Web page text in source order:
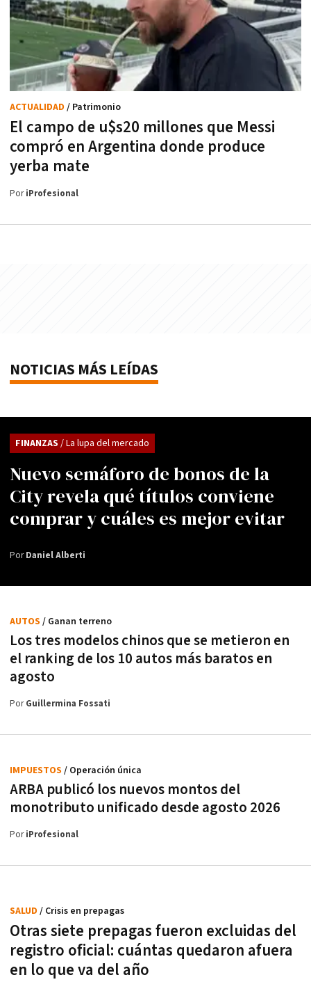
El campo de u$s20 millones que Messi
compró en Argentina donde produce
yerba mate
ACTUALIDAD / Patrimonio
PoriProfesional
NOTICIAS MÁS LEÍDAS
Nuevo semáforo de bonos de la
City revela qué títulos conviene
comprar y cuáles es mejor evitar
FINANZAS / La lupa del mercado
PorDaniel Alberti
Los tres modelos chinos que se metieron en
el ranking de los 10 autos más baratos en
agosto
AUTOS / Ganan terreno
PorGuillermina Fossati
ARBA publicó los nuevos montos del
monotributo unificado desde agosto 2026
IMPUESTOS / Operación única
PoriProfesional
Otras siete prepagas fueron excluidas del
registro oficial: cuántas quedaron afuera
en lo que va del año
SALUD / Crisis en prepagas